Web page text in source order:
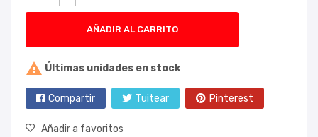
AÑADIR AL CARRITO
 Últimas unidades en stock
Compartir Tuitear Pinterest
Añadir a favoritos